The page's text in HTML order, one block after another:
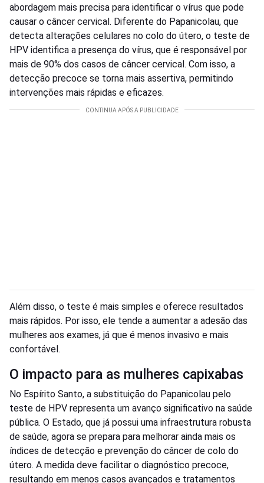
abordagem mais precisa para identificar o vírus que pode
causar o câncer cervical. Diferente do Papanicolau, que
detecta alterações celulares no colo do útero, o teste de
HPV identifica a presença do vírus, que é responsável por
mais de 90% dos casos de câncer cervical. Com isso, a
detecção precoce se torna mais assertiva, permitindo
intervenções mais rápidas e eficazes.
Além disso, o teste é mais simples e oferece resultados
mais rápidos. Por isso, ele tende a aumentar a adesão das
mulheres aos exames, já que é menos invasivo e mais
confortável.
O impacto para as mulheres capixabas
No Espírito Santo, a substituição do Papanicolau pelo
teste de HPV representa um avanço significativo na saúde
pública. O Estado, que já possui uma infraestrutura robusta
de saúde, agora se prepara para melhorar ainda mais os
índices de detecção e prevenção do câncer de colo do
útero. A medida deve facilitar o diagnóstico precoce,
resultando em menos casos avançados e tratamentos